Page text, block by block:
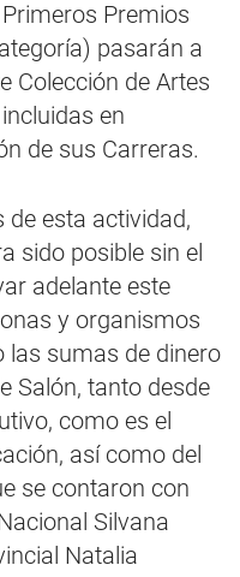
Premios
pasarán a
Colección de Artes
en
de sus Carreras.
de esta actividad,
sido posible sin el
adelante este
y organismos
las sumas de dinero
Salón, tanto desde
como es el
así como del
se contaron con
Silvana
Natalia